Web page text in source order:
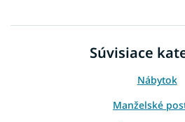
Súvisiace
Nábytok
Manželské